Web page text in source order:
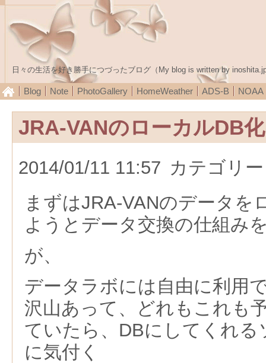
日々の生活を好き勝手につづったブログ（My blog is written by
Blog Note PhotoGallery HomeWeather ADS-B NOAA
JRA-VANのローカルDB
2014/01/11 11:57 カテゴリ
まずはJRA-VANのデータを
ようとデータ交換の仕組み
が、
データラボには自由に利用
沢山あって、どれもこれも
ていたら、DBにしてくれ
に気付く